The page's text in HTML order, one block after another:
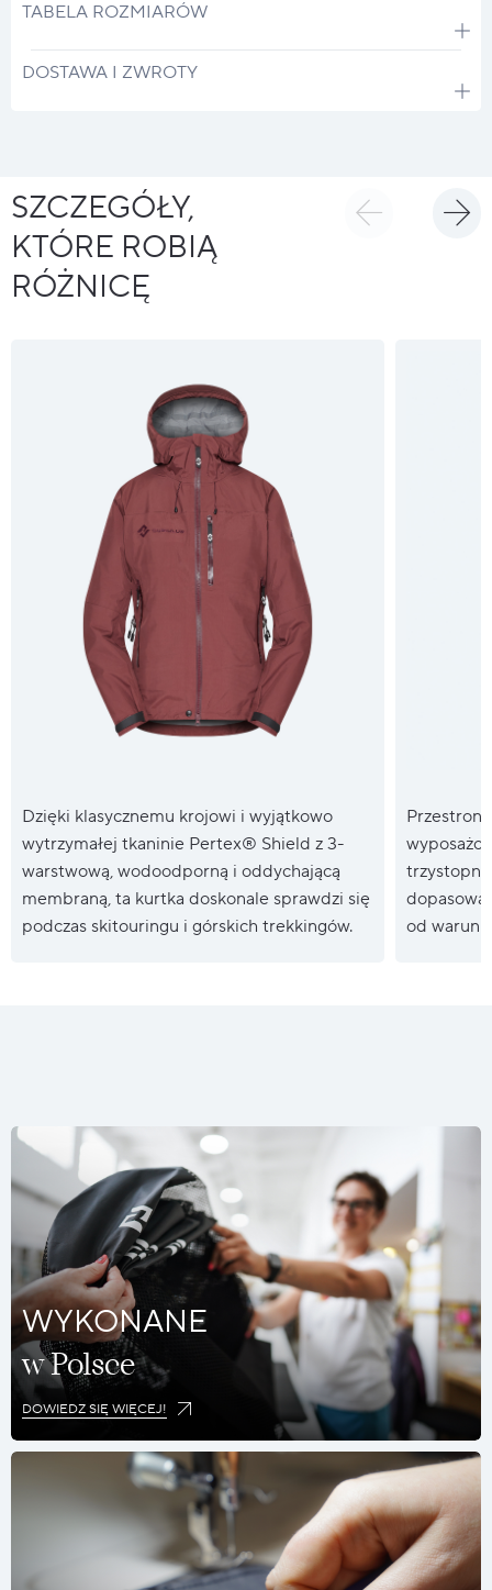
TABELA ROZMIARÓW
DOSTAWA I ZWROTY
SZCZEGÓŁY,
KTÓRE ROBIĄ
RÓŻNICĘ
Dzięki klasycznemu krojowi i wyjątkowo
wytrzymałej tkaninie Pertex® Shield z 3-
warstwową, wodoodporną i oddychającą
membraną, ta kurtka doskonale sprawdzi się
podczas skitouringu i górskich trekkingów.
od
WYKONANE
w Polsce
DOWIEDZ SIĘ WIĘCEJ!